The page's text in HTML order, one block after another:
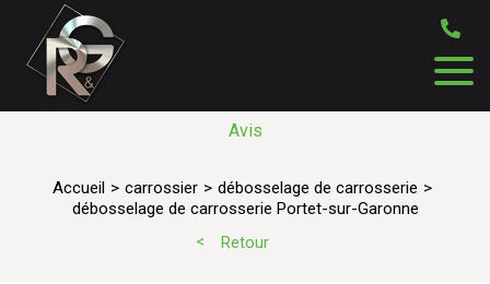
Avis
Accueil carrossier
débosselage de carrosserie
débosselage de carrosserie Portet-sur-Garonne
Retour